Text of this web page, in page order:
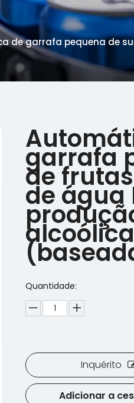
de garrafa pequena de
garrafa
de
de água
Quantidade:
Inquérito
Adicionar a